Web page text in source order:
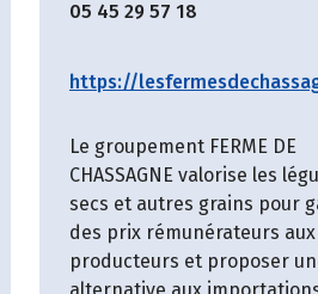
05 45 29 57 18
https://
Le groupement FERME DE
CHASSAGNE valorise les
secs et autres grains pour
des prix rémunérateurs aux
producteurs et proposer